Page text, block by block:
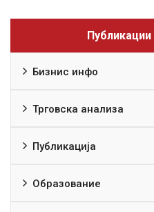
Бизнис инфо
Трговска анализа
Публикација
Образование